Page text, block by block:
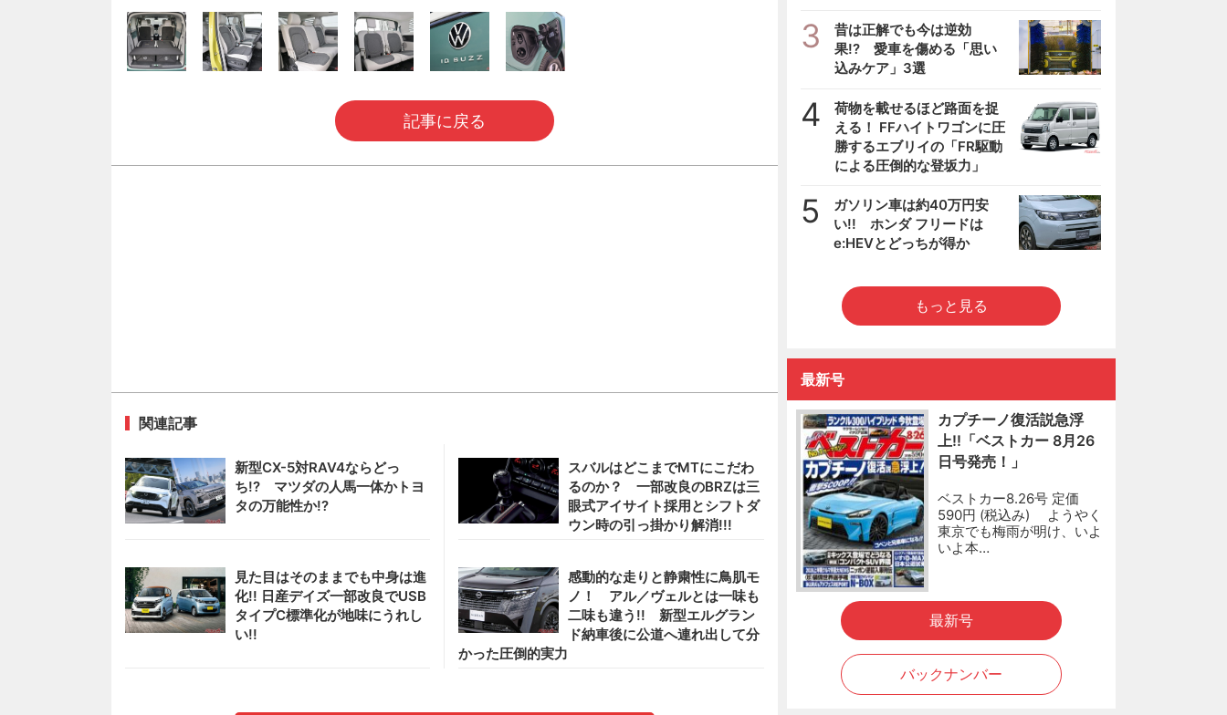
記事に戻る
関連記事
新型CX-5対RAV4ならどっ
ち!? マツダの人馬一体かトヨ
タの万能性か!?
スバルはどこまでMTにこだわ
るのか？ 一部改良のBRZは三
眼式アイサイト採用とシフトダ
ウン時の引っ掛かり解消!!!
見た目はそのままでも中身は進
化!! 日産デイズ一部改良でUSB
タイプC標準化が地味にうれし
い!!
感動的な走りと静粛性に鳥肌モ
ノ！ アル／ヴェルとは一味も
二味も違う!! 新型エルグラン
ド納車後に公道へ連れ出して分
かった圧倒的実力
3
昔は正解でも今は逆効
果!? 愛車を傷める「思い
込みケア」3選
4
荷物を載せるほど路面を捉
える！ FFハイトワゴンに圧
勝するエブリイの「FR駆動
による圧倒的な登坂力」
5
ガソリン車は約40万円安
い!! ホンダ フリードは
e:HEVとどっちが得か
もっと見る
最新号
カプチーノ復活説急浮
上!!「ベストカー 8月26
日号発売！」
ベストカー8.26号 定価
590円 (税込み) ようやく
東京でも梅雨が明け、いよ
いよ本…
最新号
バックナンバー